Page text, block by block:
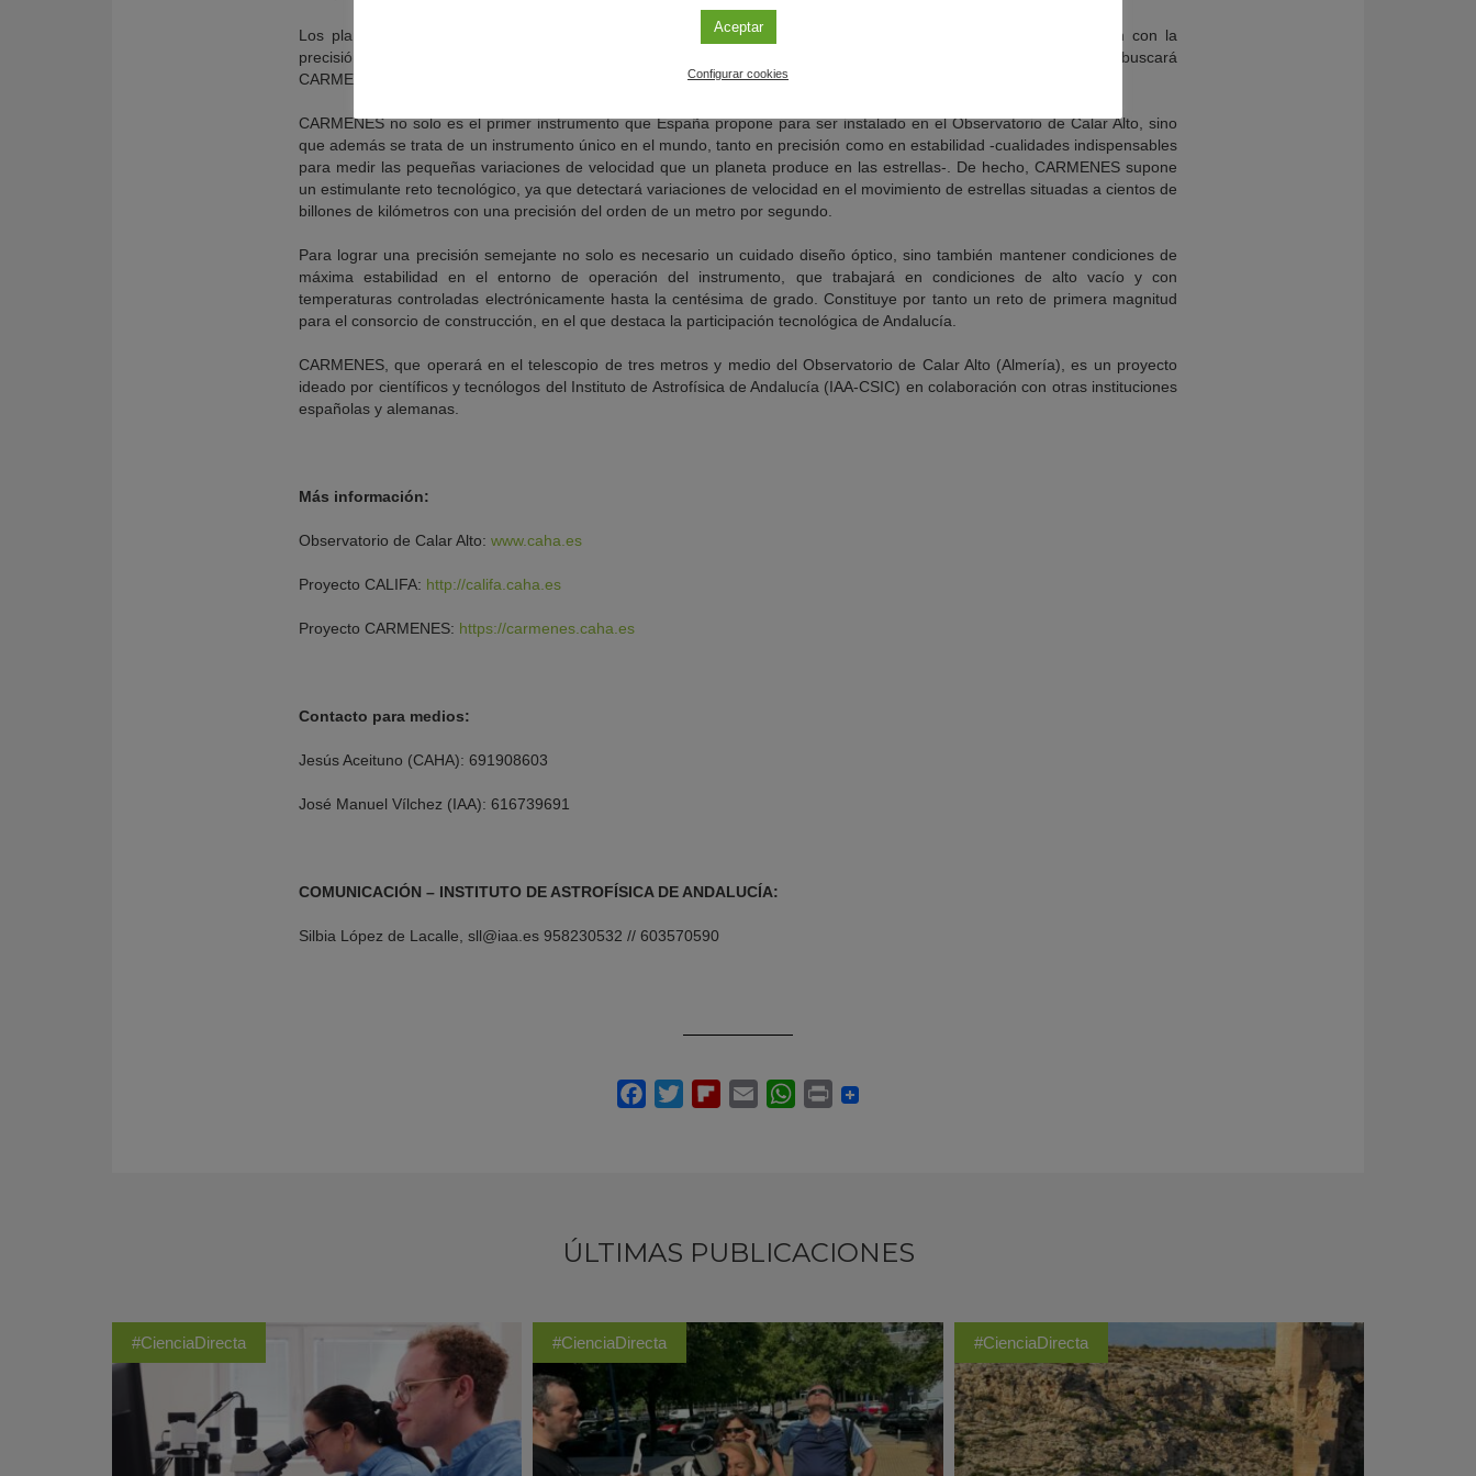
Los planetas, al girar en torno a su estrella, producen en ella ligeros movimientos oscilatorios que, si se miden con la
precisión adecuada, desvelan la existencia de esos planetas (aunque no podamos verlos directamente). Así buscará
CARMENES planetas parecidos a la Tierra.
CARMENES no solo es el primer instrumento que España propone para ser instalado en el Observatorio de Calar Alto, sino
que además se trata de un instrumento único en el mundo, tanto en precisión como en estabilidad -cualidades indispensables
para medir las pequeñas variaciones de velocidad que un planeta produce en las estrellas-. De hecho, CARMENES supone
un estimulante reto tecnológico, ya que detectará variaciones de velocidad en el movimiento de estrellas situadas a cientos de
billones de kilómetros con una precisión del orden de un metro por segundo.
Para lograr una precisión semejante no solo es necesario un cuidado diseño óptico, sino también mantener condiciones de
máxima estabilidad en el entorno de operación del instrumento, que trabajará en condiciones de alto vacío y con
temperaturas controladas electrónicamente hasta la centésima de grado. Constituye por tanto un reto de primera magnitud
para el consorcio de construcción, en el que destaca la participación tecnológica de Andalucía.
CARMENES, que operará en el telescopio de tres metros y medio del Observatorio de Calar Alto (Almería), es un proyecto
ideado por científicos y tecnólogos del Instituto de Astrofísica de Andalucía (IAA-CSIC) en colaboración con otras instituciones
españolas y alemanas.
Más información:
Observatorio de Calar Alto: www.caha.es
Proyecto CALIFA: http://califa.caha.es
Proyecto CARMENES: https://carmenes.caha.es
Contacto para medios:
Jesús Aceituno (CAHA): 691908603
José Manuel Vílchez (IAA): 616739691
COMUNICACIÓN – INSTITUTO DE ASTROFÍSICA DE ANDALUCÍA:
Silbia López de Lacalle, sll@iaa.es 958230532 // 603570590
ÚLTIMAS PUBLICACIONES
#CienciaDirecta #CienciaDirecta #CienciaDirecta
Aceptar
Configurar cookies